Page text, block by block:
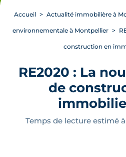
Accueil Actualité immobilière à
environnementale à Montpellier
construction en
RE2020 : La
de
Temps de lecture estimé